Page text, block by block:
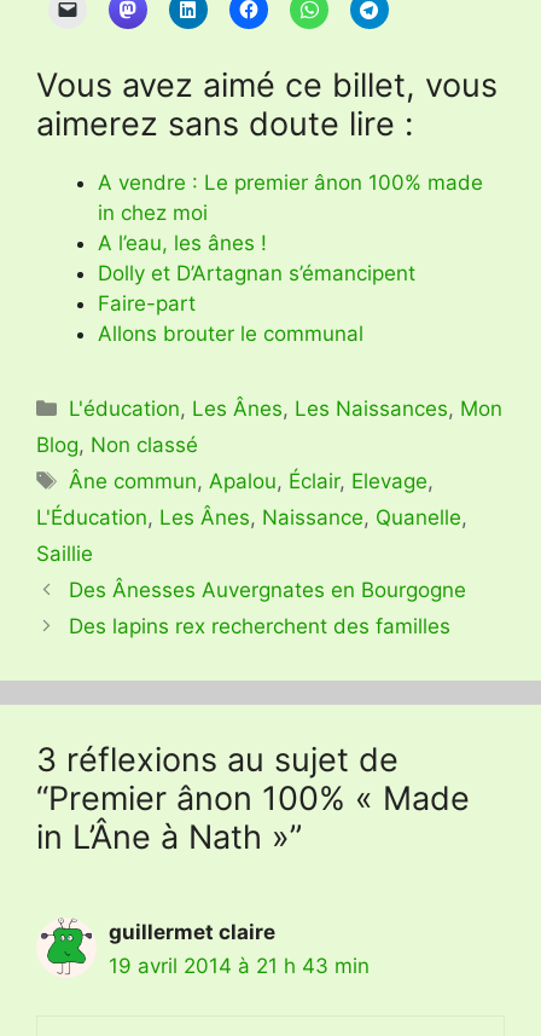
Vous avez aimé ce billet, vous
aimerez sans doute lire :
A vendre : Le premier ânon 100% made
in chez moi
A l’eau, les ânes !
Dolly et D’Artagnan s’émancipent
Faire-part
Allons brouter le communal
Catégories
L'éducation, Les Ânes, Les Naissances, Mon
Blog, Non classé
Étiquettes
Âne commun,Apalou, Éclair, Elevage,
L'Éducation, Les Ânes, Naissance, Quanelle,
Saillie
Des Ânesses Auvergnates en Bourgogne
Des lapins rex recherchent des familles
3 réflexions au sujet de
“Premier ânon 100% « Made
in L’Âne à Nath »”
guillermet claire
19 avril 2014 à 21 h 43 min